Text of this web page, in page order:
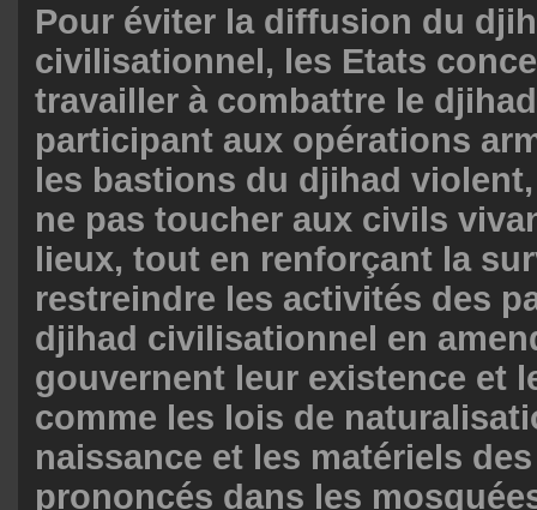
Pour éviter la diffusion du
civilisationnel, les Etats
travailler à combattre le
participant aux opérations
les bastions du djihad
ne pas toucher aux civils
lieux, tout en renforçant la
restreindre les activités des
djihad civilisationnel en
gouvernent leur existence et
comme les lois de
naissance et les matériels
prononcés dans les